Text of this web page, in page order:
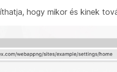
hogy mikor és kinek